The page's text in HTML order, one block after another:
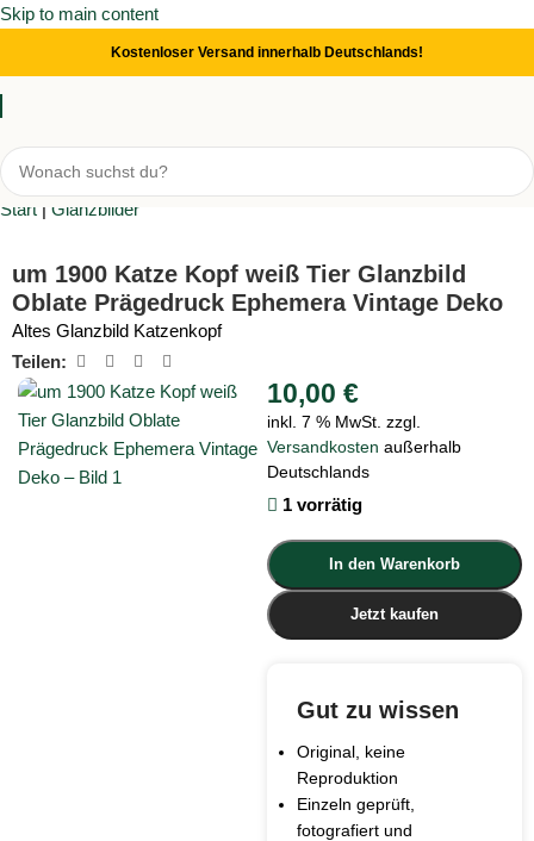
Skip to main content
Kostenloser Versand innerhalb Deutschlands!
Start | Glanzbilder
um 1900 Katze Kopf weiß Tier Glanzbild
Oblate Prägedruck Ephemera Vintage Deko
Altes Glanzbild Katzenkopf
Teilen:
10,00 €
inkl. 7 % MwSt. zzgl.
Versandkosten außerhalb
Deutschlands
1 vorrätig
In den Warenkorb
Jetzt kaufen
Gut zu wissen
Original, keine
Reproduktion
Einzeln geprüft,
fotografiert und